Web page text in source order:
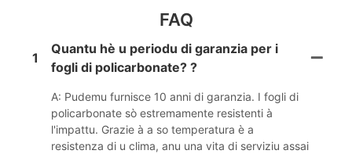
FAQ
1
Quantu hè u periodu di garanzia per i
fogli di policarbonate? ?
A: Pudemu furnisce 10 anni di garanzia. I fogli di
policarbonate sò estremamente resistenti à
l'impattu. Grazie à a so temperatura è a
resistenza di u clima, anu una vita di serviziu assai